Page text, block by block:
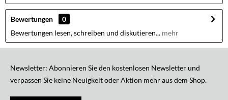
Bewertungen
0
Bewertungen lesen, schreiben und diskutieren... mehr
Newsletter: Abonnieren Sie den kostenlosen Newsletter und
verpassen Sie keine Neuigkeit oder Aktion mehr aus dem Shop.